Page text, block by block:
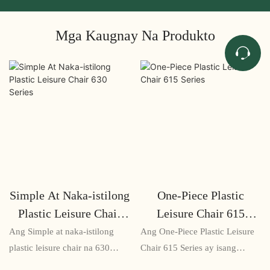
Mga Kaugnay Na Produkto
Simple At Naka-istilong
Plastic Leisure Chair
630 Series
Ang Simple at naka-istilong
plastic leisure chair na 630
One-Piece Plastic
Leisure Chair 615
Series
Ang One-Piece Plastic Leisure
Chair 615 Series ay isang